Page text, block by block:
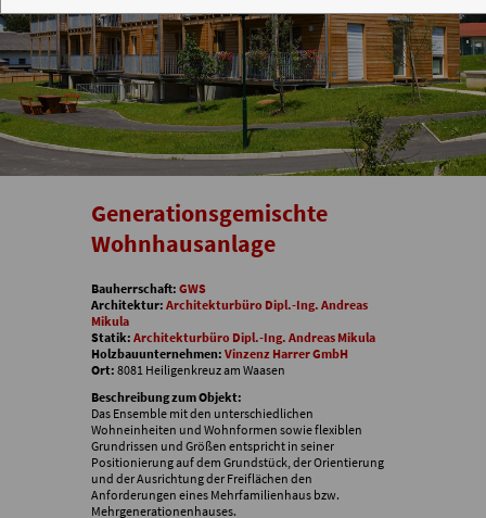
Generationsgemischte
Wohnhausanlage
Bauherrschaft: GWS
Architektur: Architekturbüro Dipl.-Ing. Andreas
Mikula
Statik: Architekturbüro Dipl.-Ing. Andreas Mikula
Holzbauunternehmen: Vinzenz Harrer GmbH
Ort: 8081 Heiligenkreuz am Waasen
Beschreibung zum Objekt:
Das Ensemble mit den unterschiedlichen
Wohneinheiten und Wohnformen sowie flexiblen
Grundrissen und Größen entspricht in seiner
Positionierung auf dem Grundstück, der Orientierung
und der Ausrichtung der Freiflächen den
Anforderungen eines Mehrfamilienhaus bzw.
Mehrgenerationenhauses.